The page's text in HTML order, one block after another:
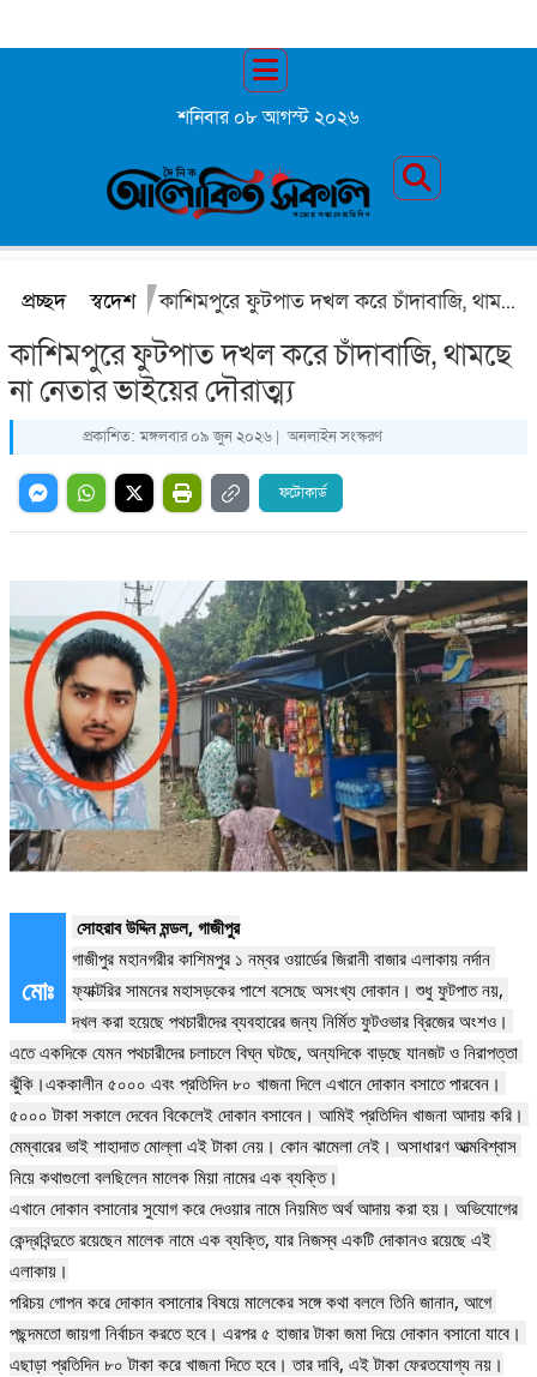
শনিবার ০৮ আগস্ট ২০২৬
প্রচ্ছদ স্বদেশ কাশিমপুরে ফুটপাত দখল করে চাঁদাবাজি, থামছে না নেতার ভাইয়ের দৌরাত্ম্য
কাশিমপুরে ফুটপাত দখল করে চাঁদাবাজি, থামছে
না নেতার ভাইয়ের দৌরাত্ম্য
প্রকাশিত: মঙ্গলবার ০৯ জুন ২০২৬ | অনলাইন সংস্করণ
ফটোকার্ড
মোঃ
সোহরাব উদ্দিন মন্ডল, গাজীপুর
গাজীপুর মহানগরীর কাশিমপুর ১ নম্বর ওয়ার্ডের জিরানী বাজার এলাকায় নর্দান
ফ্যাক্টরির সামনের মহাসড়কের পাশে বসেছে অসংখ্য দোকান। শুধু ফুটপাত নয়,
দখল করা হয়েছে পথচারীদের ব্যবহারের জন্য নির্মিত ফুটওভার ব্রিজের অংশও।
এতে একদিকে যেমন পথচারীদের চলাচলে বিঘ্ন ঘটছে, অন্যদিকে বাড়ছে যানজট ও নিরাপত্তা
ঝুঁকি।এককালীন ৫০০০ এবং প্রতিদিন ৮০ খাজনা দিলে এখানে দোকান বসাতে পারবেন।
৫০০০ টাকা সকালে দেবেন বিকেলেই দোকান বসাবেন। আমিই প্রতিদিন খাজনা আদায় করি।
মেম্বারের ভাই শাহাদাত মোল্লা এই টাকা নেয়। কোন ঝামেলা নেই। অসাধারণ আত্মবিশ্বাস
নিয়ে কথাগুলো বলছিলেন মালেক মিয়া নামের এক ব্যক্তি।
এখানে দোকান বসানোর সুযোগ করে দেওয়ার নামে নিয়মিত অর্থ আদায় করা হয়। অভিযোগের
কেন্দ্রবিন্দুতে রয়েছেন মালেক নামে এক ব্যক্তি, যার নিজস্ব একটি দোকানও রয়েছে এই
এলাকায়।
পরিচয় গোপন করে দোকান বসানোর বিষয়ে মালেকের সঙ্গে কথা বললে তিনি জানান, আগে
পছন্দমতো জায়গা নির্বাচন করতে হবে। এরপর ৫ হাজার টাকা জমা দিয়ে দোকান বসানো যাবে।
এছাড়া প্রতিদিন ৮০ টাকা করে খাজনা দিতে হবে। তার দাবি, এই টাকা ফেরতযোগ্য নয়।